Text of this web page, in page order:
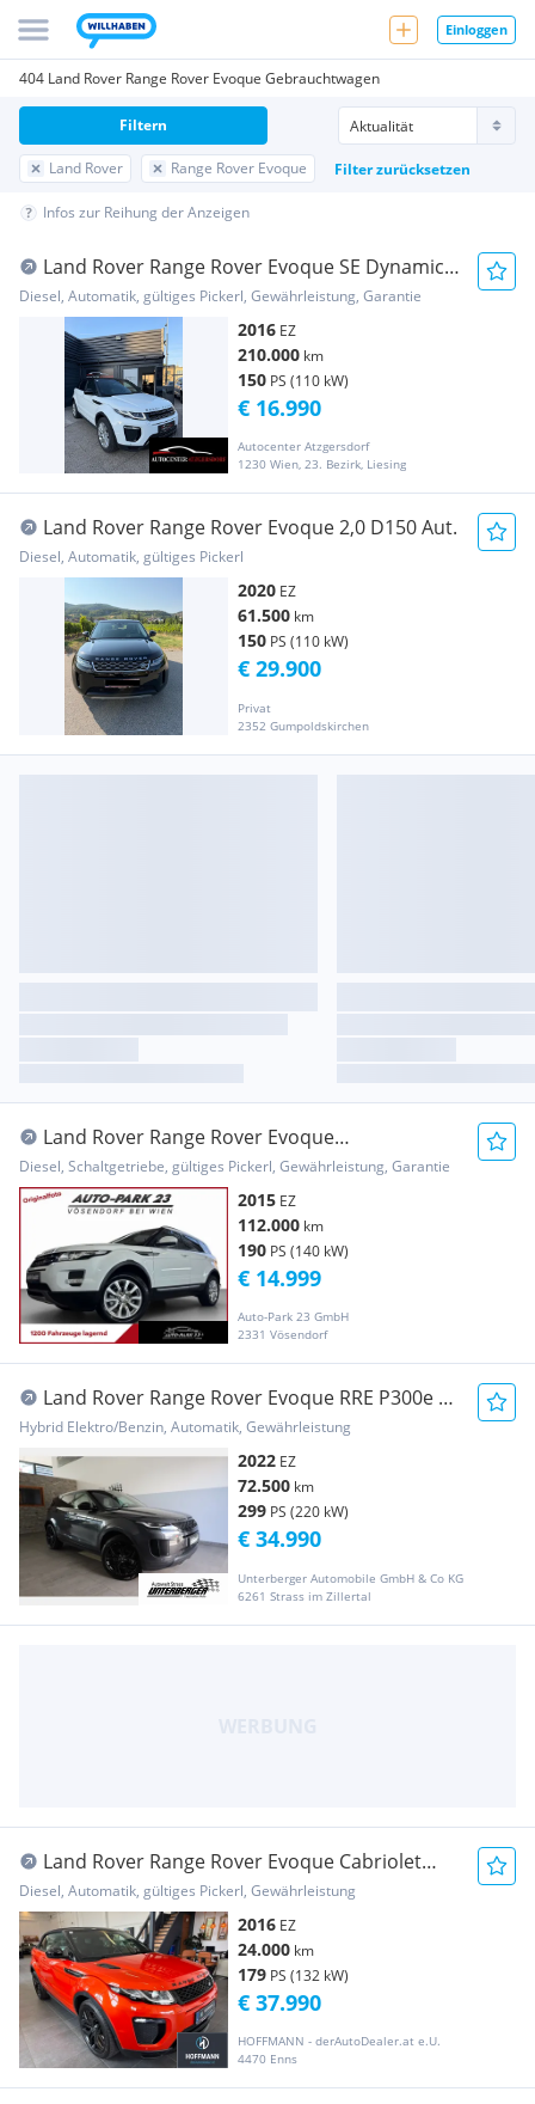
Einloggen
404 Land Rover Range Rover Evoque Gebrauchtwagen
Land Rover Range Rover Evoque Filter zurücksetzen
Filtern
Infos zur Reihung der Anzeigen
Land Rover Range Rover Evoque SE Dynamic
2,0 TD4 Aut.
Diesel, Automatik, gültiges Pickerl, Gewährleistung, Garantie
2016 EZ
210.000 km
150 PS (110 kW)
Autocenter Atzgersdorf
1230 Wien, 23. Bezirk, Liesing
€ 16.990
Land Rover Range Rover Evoque 2,0 D150 Aut.
Diesel, Automatik, gültiges Pickerl
2020 EZ
61.500 km
150 PS (110 kW)
Privat
2352 Gumpoldskirchen
€ 29.900
Land Rover Range Rover Evoque
2.2*190PS**LEDER*PANORAMA*MO...
Diesel, Schaltgetriebe, gültiges Pickerl, Gewährleistung, Garantie
2015 EZ
112.000 km
190 PS (140 kW)
Auto-Park 23 GmbH
2331 Vösendorf
€ 14.999
Land Rover Range Rover Evoque RRE P300e SE
DAB Tempomat
Hybrid Elektro/Benzin, Automatik, Gewährleistung
2022 EZ
72.500 km
299 PS (220 kW)
Unterberger Automobile GmbH & Co KG
6261 Strass im Zillertal
€ 34.990
Land Rover Range Rover Evoque Cabriolet
HSE Dynamic 2,0 TD...
Diesel, Automatik, gültiges Pickerl, Gewährleistung
2016 EZ
24.000 km
179 PS (132 kW)
HOFFMANN - derAutoDealer.at e.U.
4470 Enns
€ 37.990